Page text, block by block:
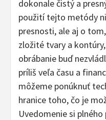
dokonale čistý a
použití tejto metódy
presnosti, ale aj o
zložité tvary a
obrábanie buď
príliš veľa času a
môžeme ponúknuť
hranice toho, čo je
Uvedomenie si